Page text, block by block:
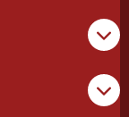
n
s